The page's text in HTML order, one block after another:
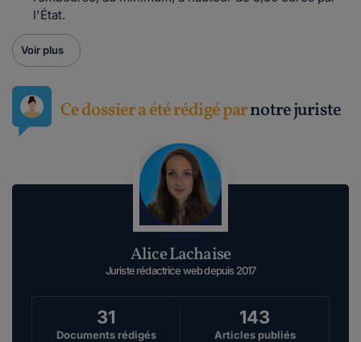
l'État.
Voir plus
Ce dossier a été rédigé parnotre juriste
Alice Lachaise
Juriste rédactrice web depuis 2017
31
Documents rédigés
143
Articles publiés